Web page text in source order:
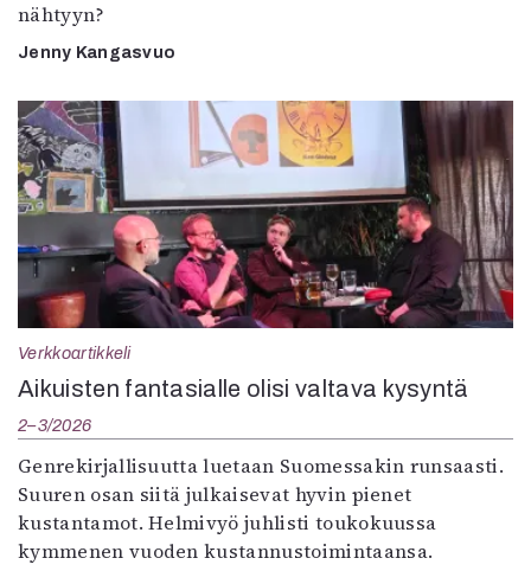
nähtyyn?
Jenny Kangasvuo
Verkkoartikkeli
Aikuisten fantasialle olisi valtava kysyntä
2–3/2026
Genrekirjallisuutta luetaan Suomessakin runsaasti.
Suuren osan siitä julkaisevat hyvin pienet
kustantamot. Helmivyö juhlisti toukokuussa
kymmenen vuoden kustannustoimintaansa.